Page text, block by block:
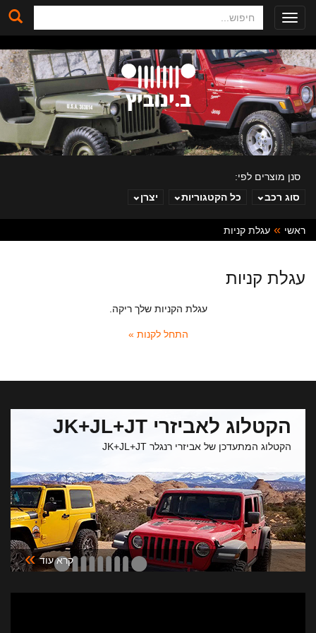
Toggle
navigation
ב. ינוביץ
סנן מוצרים לפי:
סוג רכב
כל הקטגוריות יצרן
ראשי עגלת קניות
עגלת קניות
עגלת הקניות שלך ריקה.
התחל לקנות »
הקטלוג לאביזרי JK+JL+JT
הקטלוג המתעדכן של אביזרי רנגלר JK+JL+JT
קרא עוד »